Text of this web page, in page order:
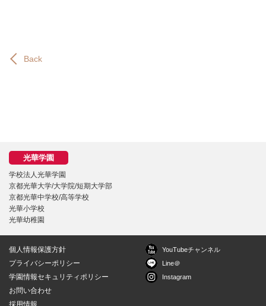
Back
学校法人光華学園
京都光華大学/大学院/短期大学部
京都光華中学校/高等学校
光華小学校
光華幼稚園
個人情報保護方針
プライバシーポリシー
学園情報セキュリティポリシー
お問い合わせ
採用情報
YouTubeチャンネル
Line＠
Instagram